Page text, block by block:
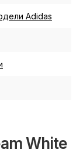
Adidas
White